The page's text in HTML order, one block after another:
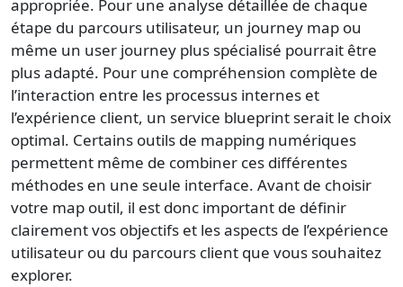
appropriée. Pour une analyse détaillée de chaque
étape du parcours utilisateur, un journey map ou
même un user journey plus spécialisé pourrait être
plus adapté. Pour une compréhension complète de
l’interaction entre les processus internes et
l’expérience client, un service blueprint serait le choix
optimal. Certains outils de mapping numériques
permettent même de combiner ces différentes
méthodes en une seule interface. Avant de choisir
votre map outil, il est donc important de définir
clairement vos objectifs et les aspects de l’expérience
utilisateur ou du parcours client que vous souhaitez
explorer.